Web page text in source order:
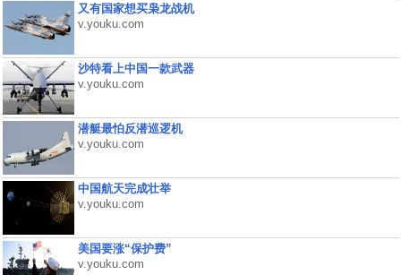
又有国家想买枭龙战机
v.youku.com
沙特看上中国一款武器
v.youku.com
潜艇最怕反潜巡逻机
v.youku.com
中国航天完成壮举
v.youku.com
美国要涨“保护费”
v.youku.com